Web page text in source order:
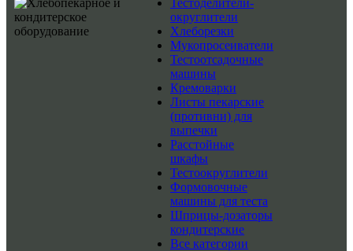
Тестоделители-
округлители
Хлеборезки
Мукопросеиватели
Тестоотсадочные
машины
Кремоварки
Листы пекарские
(противни) для
выпечки
Расстойные
шкафы
Тестоокруглители
Формовочные
машины для теста
Шприцы-дозаторы
кондитерские
Все категории